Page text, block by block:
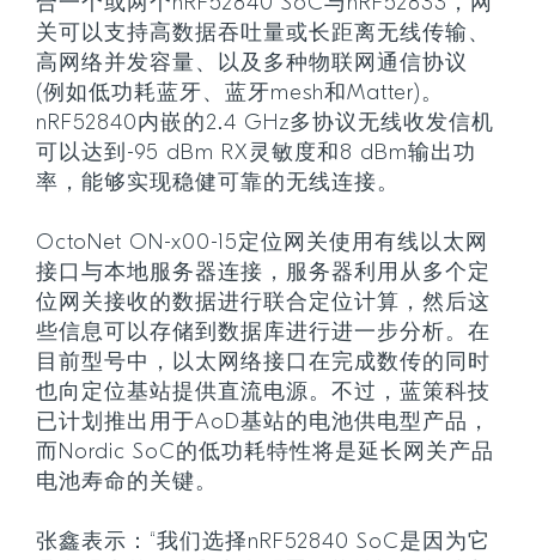
合一个或两个nRF52840 SoC与nRF52833，网
关可以支持高数据吞吐量或长距离无线传输、
高网络并发容量、以及多种物联网通信协议
(例如低功耗蓝牙、蓝牙mesh和Matter)。
nRF52840内嵌的2.4 GHz多协议无线收发信机
可以达到-95 dBm RX灵敏度和8 dBm输出功
率，能够实现稳健可靠的无线连接。
OctoNet ON-x00-15定位网关使用有线以太网
接口与本地服务器连接，服务器利用从多个定
位网关接收的数据进行联合定位计算，然后这
些信息可以存储到数据库进行进一步分析。在
目前型号中，以太网络接口在完成数传的同时
也向定位基站提供直流电源。不过，蓝策科技
已计划推出用于AoD基站的电池供电型产品，
而Nordic SoC的低功耗特性将是延长网关产品
电池寿命的关键。
张鑫表示：“我们选择nRF52840 SoC是因为它